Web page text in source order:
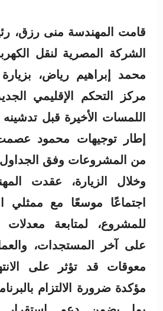
قامت المهندسة منى رزق،
الشركة المصرية لنقل
محمد إبراهيم رياض،
مركز التحكم الإقليمي
اللمسات الأخيرة قبل
إطار توجيهات محمود عصمت
من المشروعات وفق الجداول
وخلال الزيارة، عقدت
اجتماعًا موسعًا مع ممثلي
للمشروع، لمتابعة معدلات
على آخر المستجدات،
معوقات قد تؤثر على
مؤكدة ضرورة الالتزام